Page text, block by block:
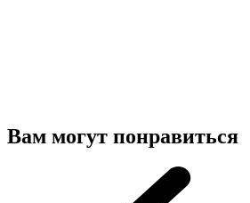
Вам могут понравиться